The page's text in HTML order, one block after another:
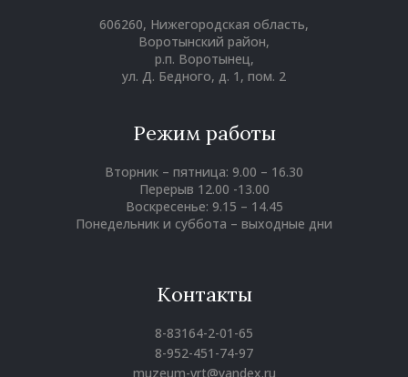
606260, Нижегородская область,
Воротынский район,
р.п. Воротынец,
ул. Д. Бедного, д. 1, пом. 2
Режим работы
Вторник – пятница: 9.00 – 16.30
Перерыв 12.00 -13.00
Воскресенье: 9.15 – 14.45
Понедельник и суббота – выходные дни
Контакты
8-83164-2-01-65
8-952-451-74-97
muzeum-vrt@yandex.ru